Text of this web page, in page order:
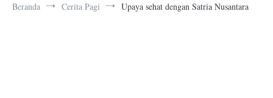
Beranda Cerita Pagi Upaya sehat dengan Satria Nusantara